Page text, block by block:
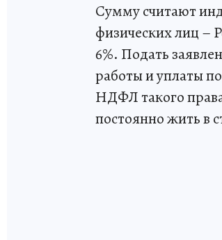
Сумму считают
физических лиц –
6%. Подать
работы и уплаты
НДФЛ такого
постоянно жить в